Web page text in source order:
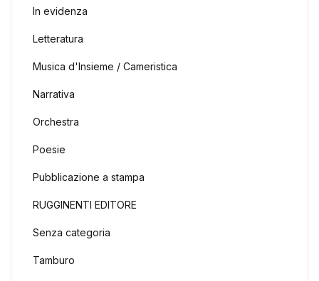
In evidenza
Letteratura
Musica d'Insieme / Cameristica
Narrativa
Orchestra
Poesie
Pubblicazione a stampa
RUGGINENTI EDITORE
Senza categoria
Tamburo